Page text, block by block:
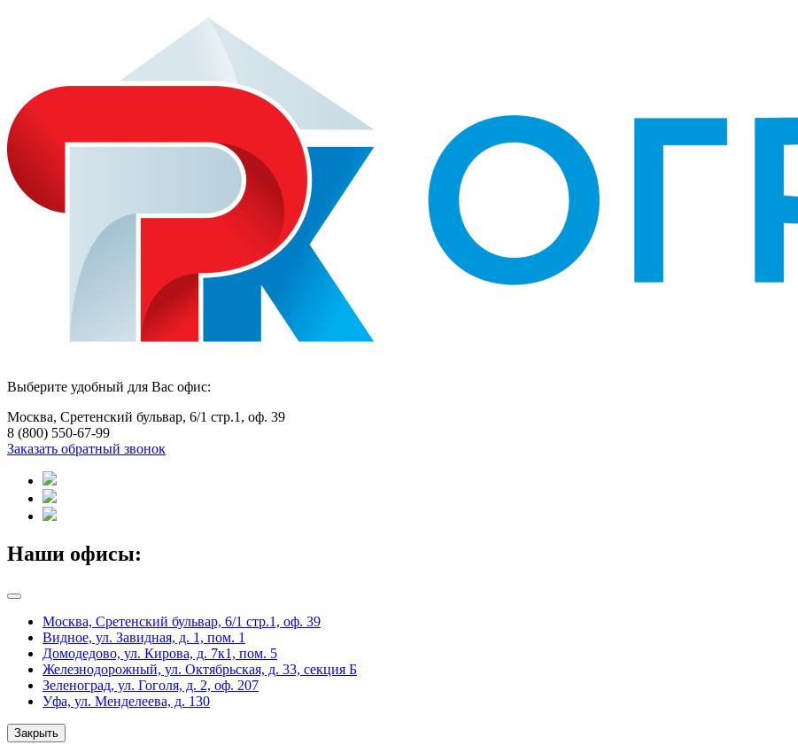
Выберите удобный для Вас офис:
Москва, Сретенский бульвар, 6/1 стр.1, оф. 39
8 (800) 550-67-99
Заказать обратный звонок
Наши офисы:
Москва, Сретенский бульвар, 6/1 стр.1, оф. 39
Видное, ул. Завидная, д. 1, пом. 1
Домодедово, ул. Кирова, д. 7к1, пом. 5
Железнодорожный, ул. Октябрьская, д. 33, секция Б
Зеленоград, ул. Гоголя, д. 2, оф. 207
Уфа, ул. Менделеева, д. 130
Закрыть